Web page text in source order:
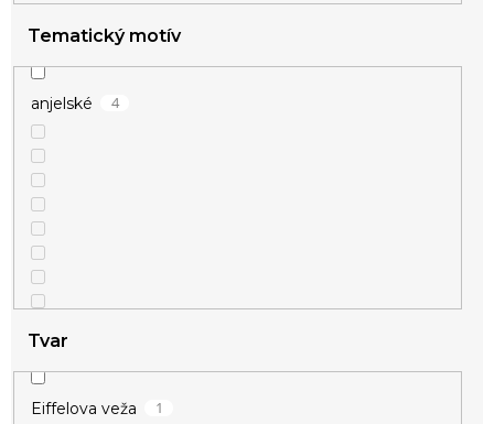
Tematický motív
anjelské 4
Tvar
Eiffelova veža 1